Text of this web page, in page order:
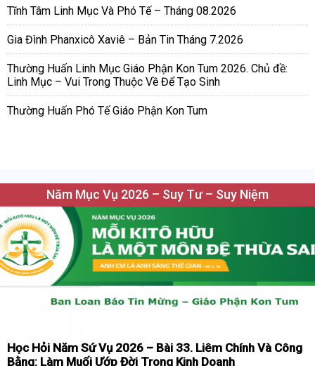
Tĩnh Tâm Linh Mục Và Phó Tế – Tháng 08.2026
Gia Đình Phanxicô Xaviê – Bản Tin Tháng 7.2026
Thường Huấn Linh Mục Giáo Phận Kon Tum 2026. Chủ đề:
Linh Mục – Vui Trong Thuộc Về Để Tạo Sinh
Thường Huấn Phó Tế Giáo Phận Kon Tum
Năm Mục Vụ 2026 – Suy Tư – Suy Niệm
Học Hỏi Năm Sứ Vụ 2026 – Bài 33. Liêm Chính Và Công
Bằng: Làm Muối Ướp Đời Trong Kinh Doanh